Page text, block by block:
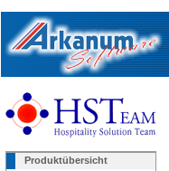
Produktübersicht